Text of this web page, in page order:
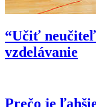
“Učiť
vzdelávanie
Prečo je